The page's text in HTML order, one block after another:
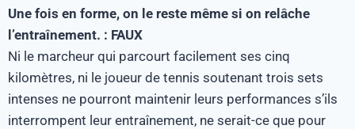
Une fois en forme, on le reste même si on relâche
l’entraînement. : FAUX
Ni le marcheur qui parcourt facilement ses cinq
kilomètres, ni le joueur de tennis soutenant trois sets
intenses ne pourront maintenir leurs performances s’ils
interrompent leur entraînement, ne serait-ce que pour